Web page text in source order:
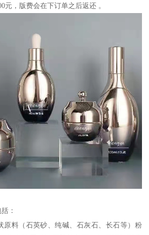
元，版费会在下订单之后返还 。
：
料（石英砂、纯碱、石灰石、长石等）粉